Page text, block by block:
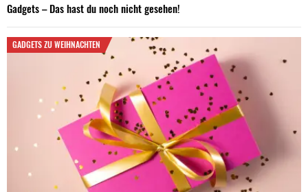
Gadgets – Das hast du noch nicht gesehen!
GADGETS ZU WEIHNACHTEN